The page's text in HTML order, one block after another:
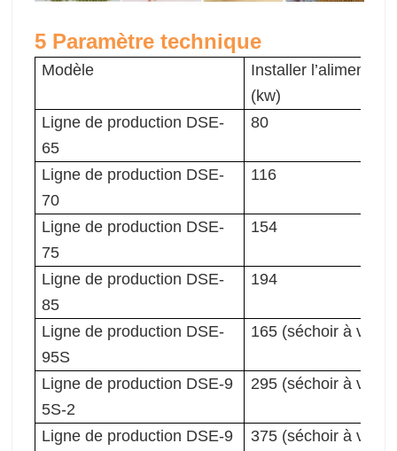
5 Paramètre technique
Modèle
Installer
(kw)
Ligne de production DSE-
65
80
Ligne de production DSE-
70
116
Ligne de production DSE-
75
154
Ligne de production DSE-
85
194
Ligne de production DSE-
95S
165 (séchoir à
Ligne de production DSE-9
5S-2
295 (séchoir à
Ligne de production DSE-9
375 (séchoir à